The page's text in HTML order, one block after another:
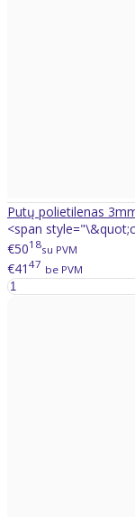
Putų polietilenas
<span
€5018su PVM
€41 47 be PVM